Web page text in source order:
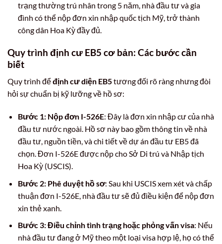
trạng thường trú nhân trong 5 năm, nhà đầu tư và gia
đình có thể nộp đơn xin nhập quốc tịch Mỹ, trở thành
công dân Hoa Kỳ đầy đủ.
Quy trình định cư EB5 cơ bản: Các bước cần
biết
Quy trình đểđịnh cư diện EB5tương đối rõ ràng nhưng đòi
hỏi sự chuẩn bị kỹ lưỡng về hồ sơ:
Bước 1: Nộp đơn I-526E: Đây là đơn xin nhập cư của nhà
đầu tư nước ngoài. Hồ sơ này bao gồm thông tin về nhà
đầu tư, nguồn tiền, và chi tiết về dự án đầu tư EB5 đã
chọn. Đơn I-526E được nộp cho Sở Di trú và Nhập tịch
Hoa Kỳ (USCIS).
Bước 2: Phê duyệt hồ sơ: Sau khi USCIS xem xét và chấp
thuận đơn I-526E, nhà đầu tư sẽ đủ điều kiện để nộp đơn
xin thẻ xanh.
Bước 3: Điều chỉnh tình trạng hoặc phỏng vấn visa: Nếu
nhà đầu tư đang ở Mỹ theo một loại visa hợp lệ, họ có thể